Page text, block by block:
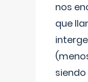
nos
que